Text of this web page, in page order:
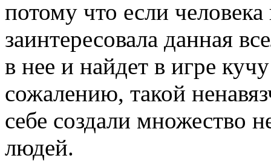
потому что если
заинтересовала данная
в нее и найдет в игре
сожалению, такой
себе создали множество
людей.